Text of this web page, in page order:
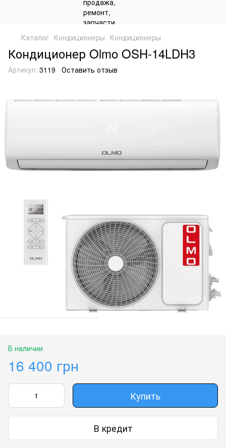
Каталог Кондиционеры Кондиционеры
Кондиционер Olmo OSH-14LDH3
Артикул: 3119 Оставить отзыв
В наличии
16 400 грн
Купить
В кредит